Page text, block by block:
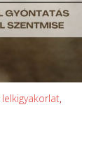
lelkigyakorlat,